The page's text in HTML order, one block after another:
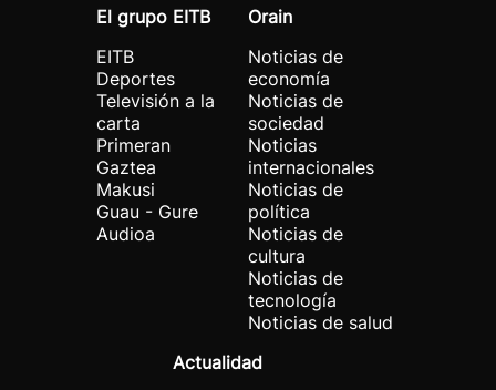
El grupo EITB
EITB
Deportes
Televisión a la
carta
Primeran
Gaztea
Makusi
Guau - Gure
Audioa
Orain
Noticias de
economía
Noticias de
sociedad
Noticias
internacionales
Noticias de
política
Noticias de
cultura
Noticias de
tecnología
Noticias de salud
Actualidad